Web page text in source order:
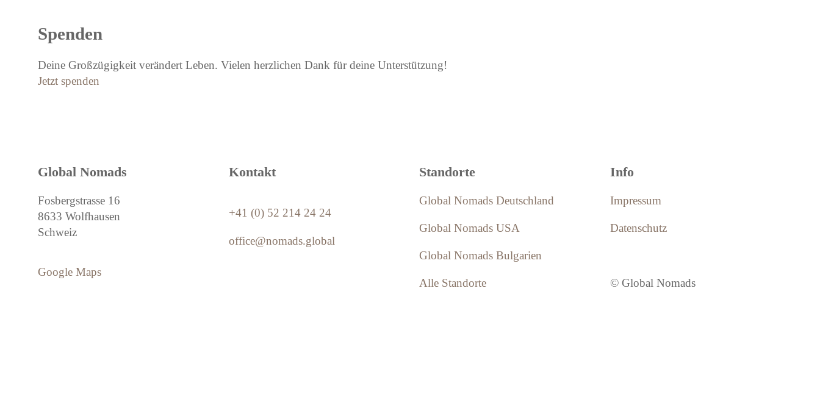
Spenden
Deine Großzügigkeit verändert Leben. Vielen herzlichen Dank für deine Unterstützung!
Jetzt spenden
Global Nomads
Fosbergstrasse 16
8633 Wolfhausen
Schweiz
Google Maps
Kontakt
+41 (0) 52 214 24 24
office@nomads.global
Standorte
Global Nomads Deutschland
Global Nomads USA
Global Nomads Bulgarien
Alle Standorte
Info
Impressum
Datenschutz
© Global Nomads